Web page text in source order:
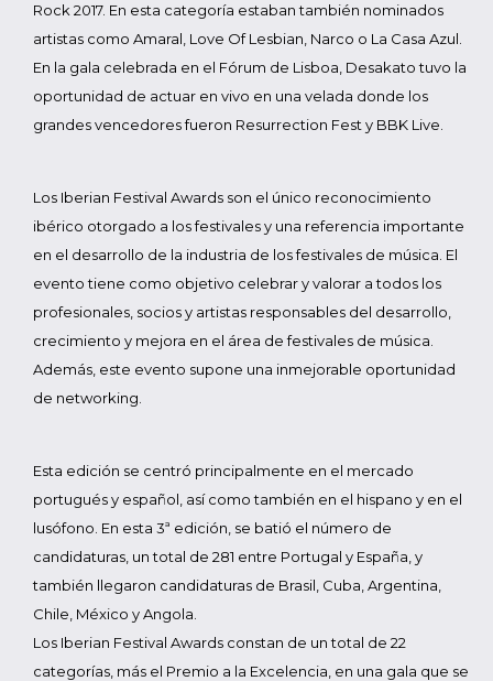
Rock 2017. En esta categoría estaban también nominados
artistas como Amaral, Love Of Lesbian, Narco o La Casa Azul.
En la gala celebrada en el Fórum de Lisboa, Desakato tuvo la
oportunidad de actuar en vivo en una velada donde los
grandes vencedores fueron Resurrection Fest y BBK Live.
Los Iberian Festival Awards son el único reconocimiento
ibérico otorgado a los festivales y una referencia importante
en el desarrollo de la industria de los festivales de música. El
evento tiene como objetivo celebrar y valorar a todos los
profesionales, socios y artistas responsables del desarrollo,
crecimiento y mejora en el área de festivales de música.
Además, este evento supone una inmejorable oportunidad
de networking.
Esta edición se centró principalmente en el mercado
portugués y español, así como también en el hispano y en el
lusófono. En esta 3ª edición, se batió el número de
candidaturas, un total de 281 entre Portugal y España, y
también llegaron candidaturas de Brasil, Cuba, Argentina,
Chile, México y Angola.
Los Iberian Festival Awards constan de un total de 22
categorías, más el Premio a la Excelencia, en una gala que se